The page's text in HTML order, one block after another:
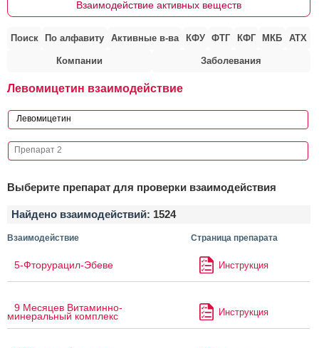
Взаимодействие активных веществ
Поиск По алфавиту Активные в-ва КФУ ФТГ КФГ МКБ АТХ
Компании Заболевания
Левомицетин взаимодействие
Выберите препарат для проверки взаимодействия
Найдено взаимодействий: 1524
Взаимодействие Страница препарата
5-Фторурацил-Эбеве Инструкция
9 Месяцев Витаминно-
минеральный комплекс Инструкция